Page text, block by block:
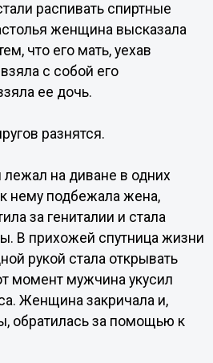
распивать спиртные
женщина высказала
что его мать, уехав
с собой его
ее дочь.
разнятся.
на диване в одних
нему подбежала жена,
за гениталии и стала
В прихожей спутница жизни
рукой стала открывать
момент мужчина укусил
Женщина закричала и,
обратилась за помощью к